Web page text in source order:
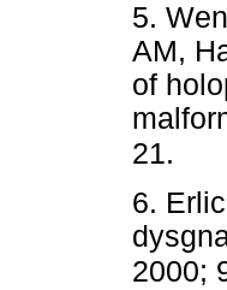
5.
AM,
of
21.
6.
2000;